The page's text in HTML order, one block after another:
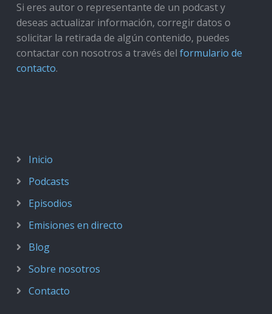
Si eres autor o representante de un podcast y
deseas actualizar información, corregir datos o
solicitar la retirada de algún contenido, puedes
contactar con nosotros a través del formulario de
contacto.
Inicio
Podcasts
Episodios
Emisiones en directo
Blog
Sobre nosotros
Contacto